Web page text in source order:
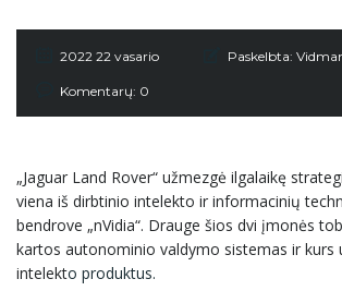
2022 22 vasario Paskelbta:
Komentarų: 0
„Jaguar Land Rover“ užmezgė ilgalaikę
viena iš dirbtinio intelekto ir informacinių
bendrove „nVidia“. Drauge šios dvi įmonės
kartos autonominio valdymo sistemas ir kurs
intelekto produktus.